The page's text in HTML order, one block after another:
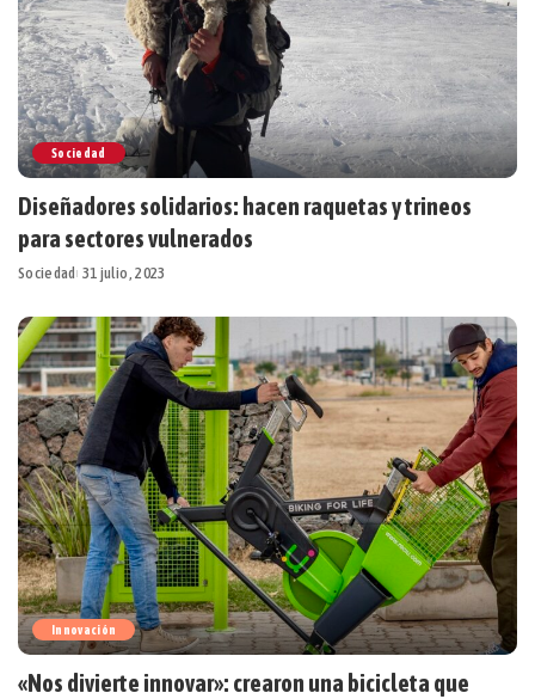
Sociedad
Diseñadores solidarios: hacen raquetas y trineos
para sectores vulnerados
Sociedad 31 julio, 2023
Innovación
«Nos divierte innovar»: crearon una bicicleta que